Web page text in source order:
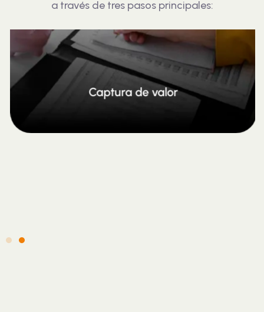
a través de tres pasos principales:
Transforma los beneficios creados y
entregados en ingresos o beneficios que
matriculas, cobros académicos,